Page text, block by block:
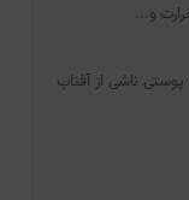
و...
ناشی از آفتاب